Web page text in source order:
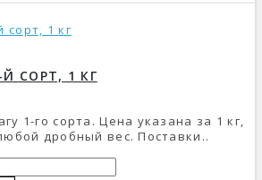
СОРТ, 1 КГ
1-го сорта. Цена указана за 1 кг,
дробный вес. Поставки..